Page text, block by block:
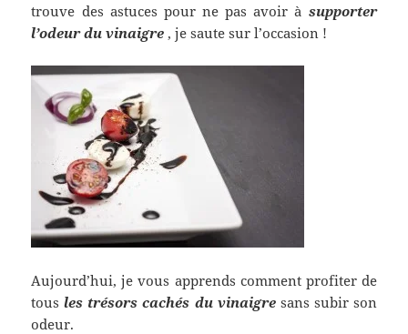
trouve des astuces pour ne pas avoir à supporter
l’odeur du vinaigre , je saute sur l’occasion !
Aujourd’hui, je vous apprends comment profiter de
tousles trésors cachés du vinaigresans subir son
odeur.